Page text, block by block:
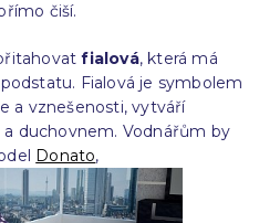
čiší.
fialová, která má
Fialová je symbolem
a vznešenosti, vytváří
duchovnem. Vodnářům by
Donato,